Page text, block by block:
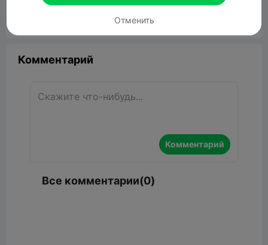
4
Комментарий
Комментарий
Все комментарии(0)
Отменить